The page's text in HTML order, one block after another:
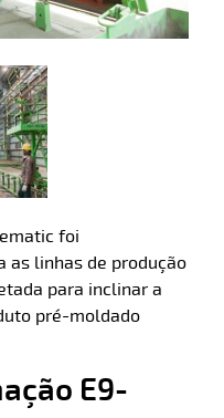
foi
as linhas de produção
para inclinar a
pré-moldado
E9-